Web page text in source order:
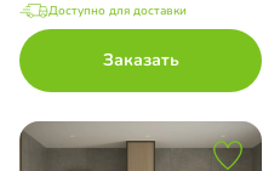
Доступно для доставки
Заказать